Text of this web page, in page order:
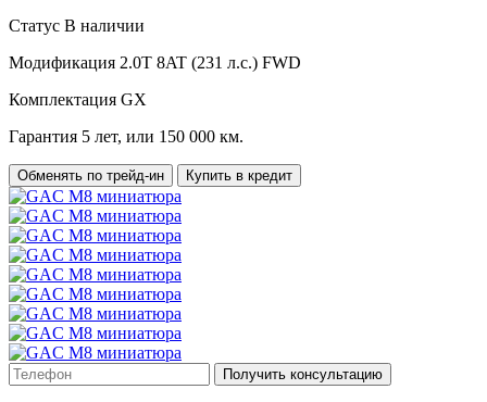
Статус В наличии
Модификация 2.0T 8AT (231 л.с.) FWD
Комплектация GX
Гарантия 5 лет, или 150 000 км.
Обменять по трейд-ин Купить в кредит
Получить консультацию